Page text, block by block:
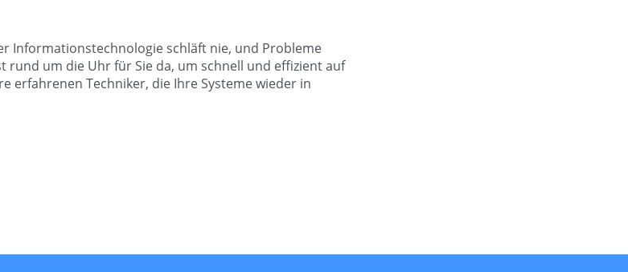
Informationstechnologie schläft nie, und Probleme
um die Uhr für Sie da, um schnell und effizient auf
erfahrenen Techniker, die Ihre Systeme wieder in